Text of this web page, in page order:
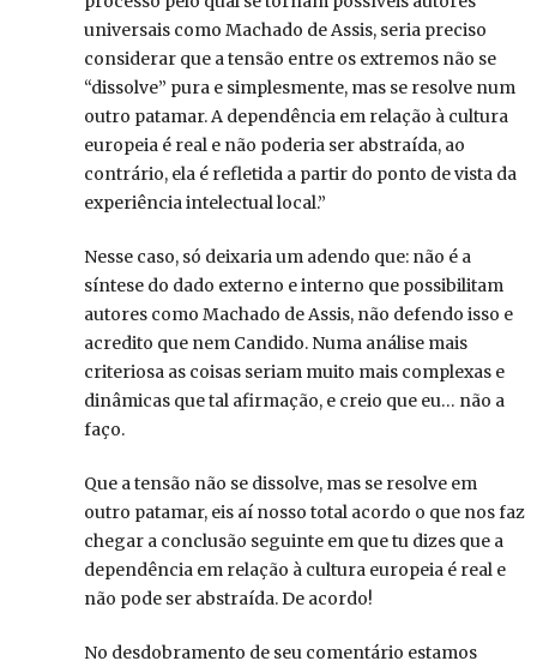
universais como Machado de Assis, seria preciso
considerar que a tensão entre os extremos não se
“dissolve” pura e simplesmente, mas se resolve num
outro patamar. A dependência em relação à cultura
europeia é real e não poderia ser abstraída, ao
contrário, ela é refletida a partir do ponto de vista da
experiência intelectual local.”
Nesse caso, só deixaria um adendo que: não é a
síntese do dado externo e interno que possibilitam
autores como Machado de Assis, não defendo isso e
acredito que nem Candido. Numa análise mais
criteriosa as coisas seriam muito mais complexas e
dinâmicas que tal afirmação, e creio que eu… não a
faço.
Que a tensão não se dissolve, mas se resolve em
outro patamar, eis aí nosso total acordo o que nos faz
chegar a conclusão seguinte em que tu dizes que a
dependência em relação à cultura europeia é real e
não pode ser abstraída. De acordo!
No desdobramento de seu comentário estamos